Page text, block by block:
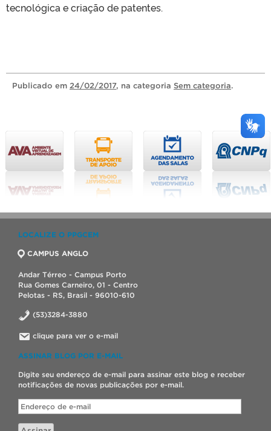
tecnológica e criação de patentes.
Publicado em 24/02/2017, na categoria Sem categoria.
LOCALIZE O PPGCEM
CAMPUS ANGLO
Andar Térreo - Campus Porto
Rua Gomes Carneiro, 01 - Centro
Pelotas - RS, Brasil - 96010-610
(53)3284-3880
clique para ver o e-mail
ASSINAR BLOG POR E-MAIL
Digite seu endereço de e-mail para assinar este blog e receber
notificações de novas publicações por e-mail.
Endereço
de
e-